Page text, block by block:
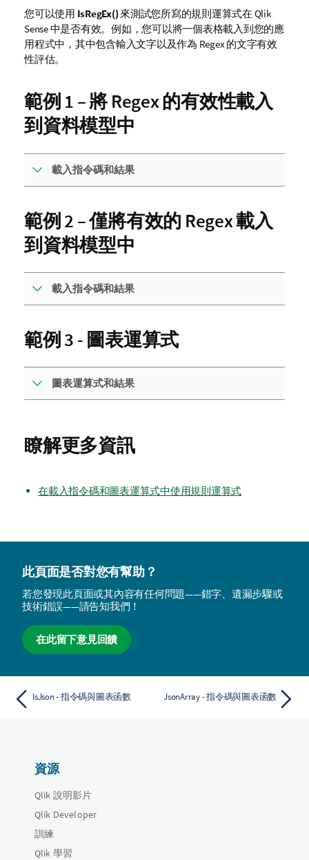
您可以使用 IsRegEx()來測試您所寫的規則運算式在 Qlik
Sense中是否有效。例如，您可以將一個表格載入到您的應
用程式中，其中包含輸入文字以及作為 Regex 的文字有效
性評估。
範例 1 – 將 Regex 的有效性載入
到資料模型中
載入指令碼和結果
範例 2 – 僅將有效的 Regex 載入
到資料模型中
載入指令碼和結果
範例 3 - 圖表運算式
圖表運算式和結果
瞭解更多資訊
在載入指令碼和圖表運算式中使用規則運算式
此頁面是否對您有幫助？
若您發現此頁面或其內容有任何問題——錯字、遺漏步驟或
技術錯誤——請告知我們！
在此留下意見回饋
IsJson - 指令碼與圖表函數 JsonArray - 指令碼與圖表函數
資源
Qlik 說明影片
Qlik Developer
訓練
Qlik 學習